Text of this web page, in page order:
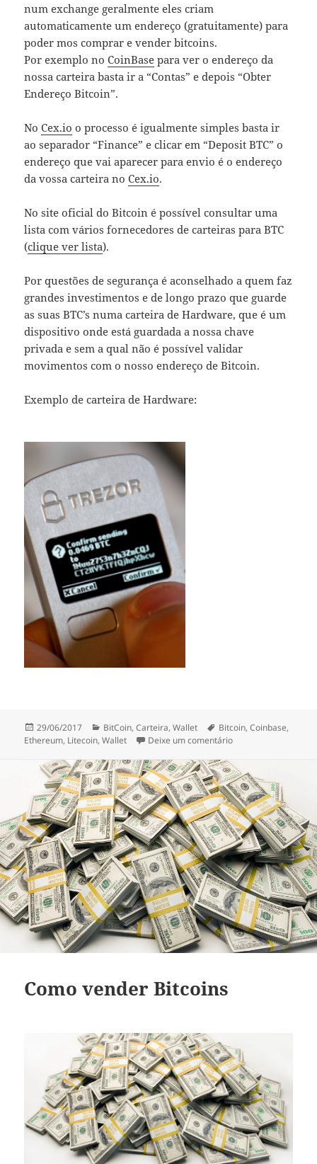
num exchange geralmente eles criam
automaticamente um endereço (gratuitamente) para
poder mos comprar e vender bitcoins.
Por exemplo noCoinBase para ver o endereço da
nossa carteira basta ir a “Contas” e depois “Obter
Endereço Bitcoin”.
NoCex.io o processo é igualmente simples basta ir
ao separador “Finance” e clicar em “Deposit BTC” o
endereço que vai aparecer para envio é o endereço
da vossa carteira noCex.io.
No site oficial do Bitcoin é possível consultar uma
lista com vários fornecedores de carteiras para BTC
(clique ver lista).
Por questões de segurança é aconselhado a quem faz
grandes investimentos e de longo prazo que guarde
as suas BTC’s numa carteira de Hardware, que é um
dispositivo onde está guardada a nossa chave
privada e sem a qual não é possível validar
movimentos com o nosso endereço de Bitcoin.
Exemplo de carteira de Hardware:
Publicado
a
29/06/2017 Categorias
BitCoin,Carteira,Wallet Etiquetas
Bitcoin,Coinbase,
Ethereum, Litecoin,Wallet Deixe um comentáriosobre Criar carteira
Como vender Bitcoins